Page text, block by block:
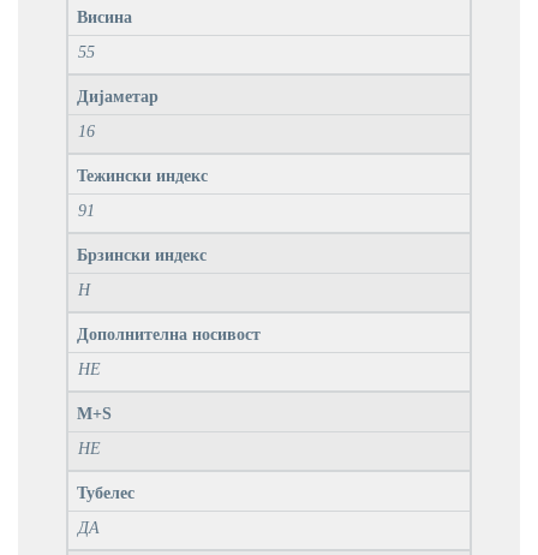
Висина
55
Дијаметар
16
Тежински индекс
91
Брзински индекс
H
Дополнителна носивост
НЕ
M+S
НЕ
Тубелес
ДА